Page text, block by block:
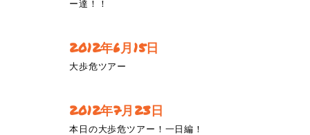
ー達！！
2012年6月15日
大歩危ツアー
2012年7月23日
本日の大歩危ツアー！一日編！